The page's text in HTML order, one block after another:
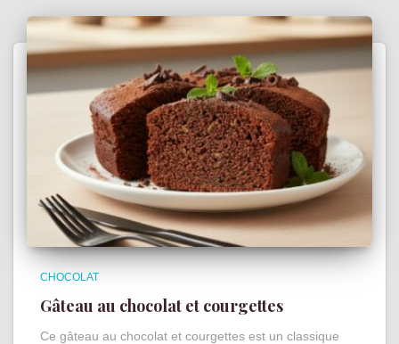
CHOCOLAT
Gâteau au chocolat et courgettes
Ce gâteau au chocolat et courgettes est un classique